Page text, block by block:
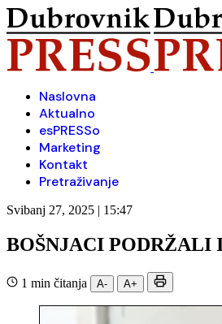
Naslovna
Aktualno
esPRESSo
Marketing
Kontakt
Pretraživanje
Svibanj 27, 2025 | 15:47
BOŠNJACI PODRŽALI
1 min čitanja A- A+